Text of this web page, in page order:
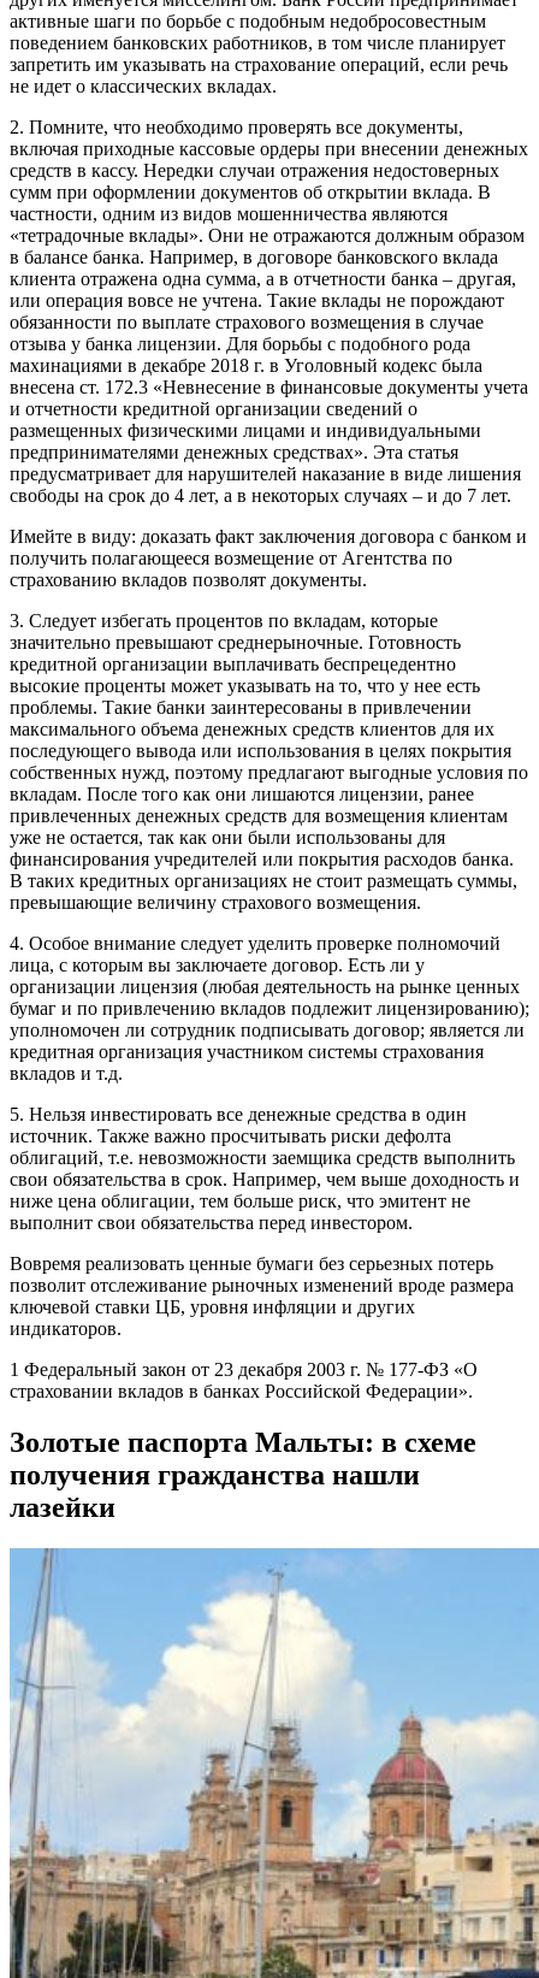
активные шаги по борьбе с подобным недобросовестным
поведением банковских работников, в том числе планирует
запретить им указывать на страхование операций, если речь
не идет о классических вкладах.
2. Помните, что необходимо проверять все документы,
включая приходные кассовые ордеры при внесении денежных
средств в кассу. Нередки случаи отражения недостоверных
сумм при оформлении документов об открытии вклада. В
частности, одним из видов мошенничества являются
«тетрадочные вклады». Они не отражаются должным образом
в балансе банка. Например, в договоре банковского вклада
клиента отражена одна сумма, а в отчетности банка – другая,
или операция вовсе не учтена. Такие вклады не порождают
обязанности по выплате страхового возмещения в случае
отзыва у банка лицензии. Для борьбы с подобного рода
махинациями в декабре 2018 г. в Уголовный кодекс была
внесена ст. 172.3 «Невнесение в финансовые документы учета
и отчетности кредитной организации сведений о
размещенных физическими лицами и индивидуальными
предпринимателями денежных средствах». Эта статья
предусматривает для нарушителей наказание в виде лишения
свободы на срок до 4 лет, а в некоторых случаях – и до 7 лет.
Имейте в виду: доказать факт заключения договора с банком и
получить полагающееся возмещение от Агентства по
страхованию вкладов позволят документы.
3. Следует избегать процентов по вкладам, которые
значительно превышают среднерыночные. Готовность
кредитной организации выплачивать беспрецедентно
высокие проценты может указывать на то, что у нее есть
проблемы. Такие банки заинтересованы в привлечении
максимального объема денежных средств клиентов для их
последующего вывода или использования в целях покрытия
собственных нужд, поэтому предлагают выгодные условия по
вкладам. После того как они лишаются лицензии, ранее
привлеченных денежных средств для возмещения клиентам
уже не остается, так как они были использованы для
финансирования учредителей или покрытия расходов банка.
В таких кредитных организациях не стоит размещать суммы,
превышающие величину страхового возмещения.
4. Особое внимание следует уделить проверке полномочий
лица, с которым вы заключаете договор. Есть ли у
организации лицензия (любая деятельность на рынке ценных
бумаг и по привлечению вкладов подлежит лицензированию);
уполномочен ли сотрудник подписывать договор; является ли
кредитная организация участником системы страхования
вкладов и т.д.
5. Нельзя инвестировать все денежные средства в один
источник. Также важно просчитывать риски дефолта
облигаций, т.е. невозможности заемщика средств выполнить
свои обязательства в срок. Например, чем выше доходность и
ниже цена облигации, тем больше риск, что эмитент не
выполнит свои обязательства перед инвестором.
Вовремя реализовать ценные бумаги без серьезных потерь
позволит отслеживание рыночных изменений вроде размера
ключевой ставки ЦБ, уровня инфляции и других
индикаторов.
1 Федеральный закон от 23 декабря 2003 г. № 177-ФЗ «О
страховании вкладов в банках Российской Федерации».
Золотые паспорта Мальты: в схеме
получения гражданства нашли
лазейки